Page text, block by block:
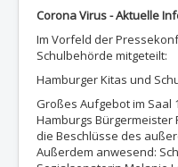
Corona Virus -Aktuelle
Im Vorfeld der
Schulbehörde mitgeteilt:
Hamburger Kitas und
Großes Aufgebot im Saal
Hamburgs
die Beschlüsse des
Außerdem anwesend: